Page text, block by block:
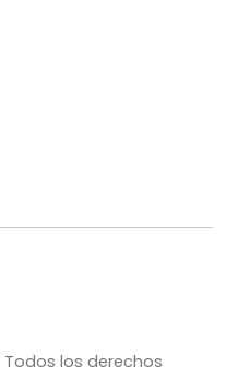
Todos los derechos